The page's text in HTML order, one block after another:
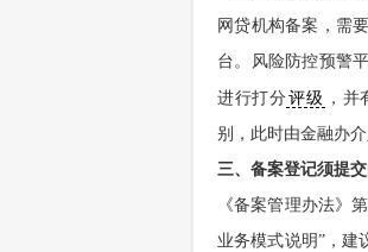
网贷机构备案，需
台。风险防控预警
进行打分评级 ，
别，此时由金融办
三、备案登记须提
《备案管理办法》
业务模式说明”，建